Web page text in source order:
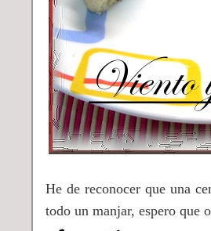
He de reconocer que una
todo un manjar, espero que